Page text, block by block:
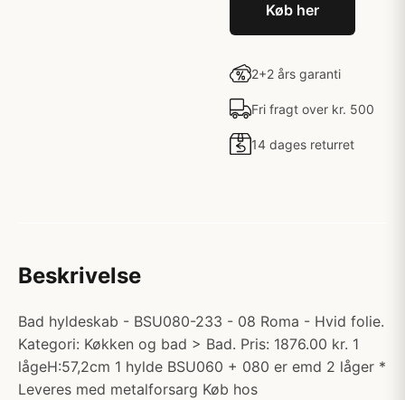
Køb her
2+2 års garanti
Fri fragt over kr. 500
14 dages returret
Beskrivelse
Bad hyldeskab - BSU080-233 - 08 Roma - Hvid folie.
Kategori: Køkken og bad > Bad. Pris: 1876.00 kr. 1
lågeH:57,2cm 1 hylde BSU060 + 080 er emd 2 låger *
Leveres med metalforsarg Køb hos